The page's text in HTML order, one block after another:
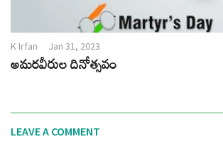
K Irfan Jan 31, 2023
అమరవీరుల దినోత్సవం
LEAVE A COMMENT